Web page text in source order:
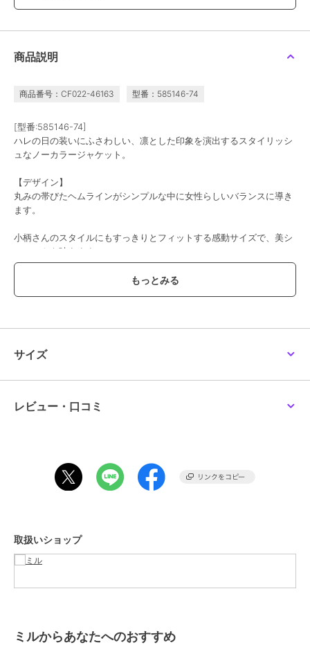
商品説明
商品番号：CF022-46163 型番：585146-74
[型番:585146-74]
ハレの日の装いにふさわしい、凛とした印象を演出するスタイリッシ
ュなノーカラージャケット。
【デザイン】
丸みの帯びたヘムラインがシンプルな中に女性らしいバランスに導き
ます。
小柄さんのスタイルにもすっきりとフィットする感動サイズで、美シ
ルエットを叶えます。
袖口にはスリットを入れ、ターンバックもできる仕様にすることで、
手元の表情変化を楽しめるデザインに。
カラーは、シーンを選ばず着られるブラック、柔らかなライトベージ
セットアップはもちろん、単品使いでもスタイリングを格上げしてく
きちんと感を求められるオケージョン
通勤、オフィスカジュアル、会食など
【サイズの選び方】
＜トップスサイズでの選び方＞
パンツサイズがM-Short、M-Regularの方はＭサイズがおすすめで
サイズ
レビュー・口コミ
取扱いショップ
ミルからあなたへのおすすめ